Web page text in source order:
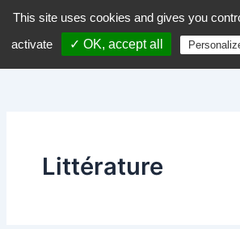
contenu
dZiGue
Littérature
This site uses cookies and gives you
activate
✓ OK, accept all